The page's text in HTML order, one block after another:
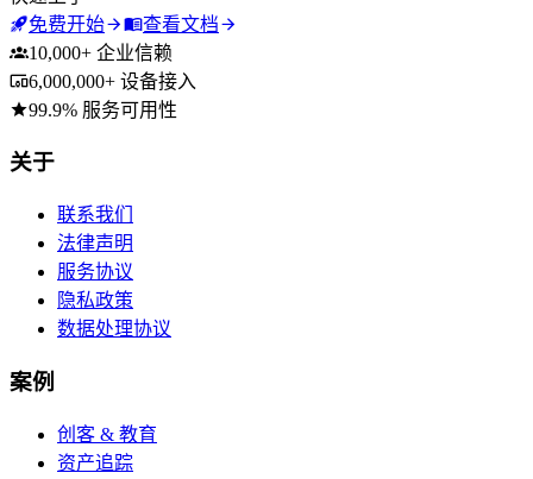
免费开始
查看文档
10,000+ 企业信赖
6,000,000+ 设备接入
99.9% 服务可用性
Footer
关于
联系我们
法律声明
服务协议
隐私政策
数据处理协议
案例
创客 & 教育
资产追踪